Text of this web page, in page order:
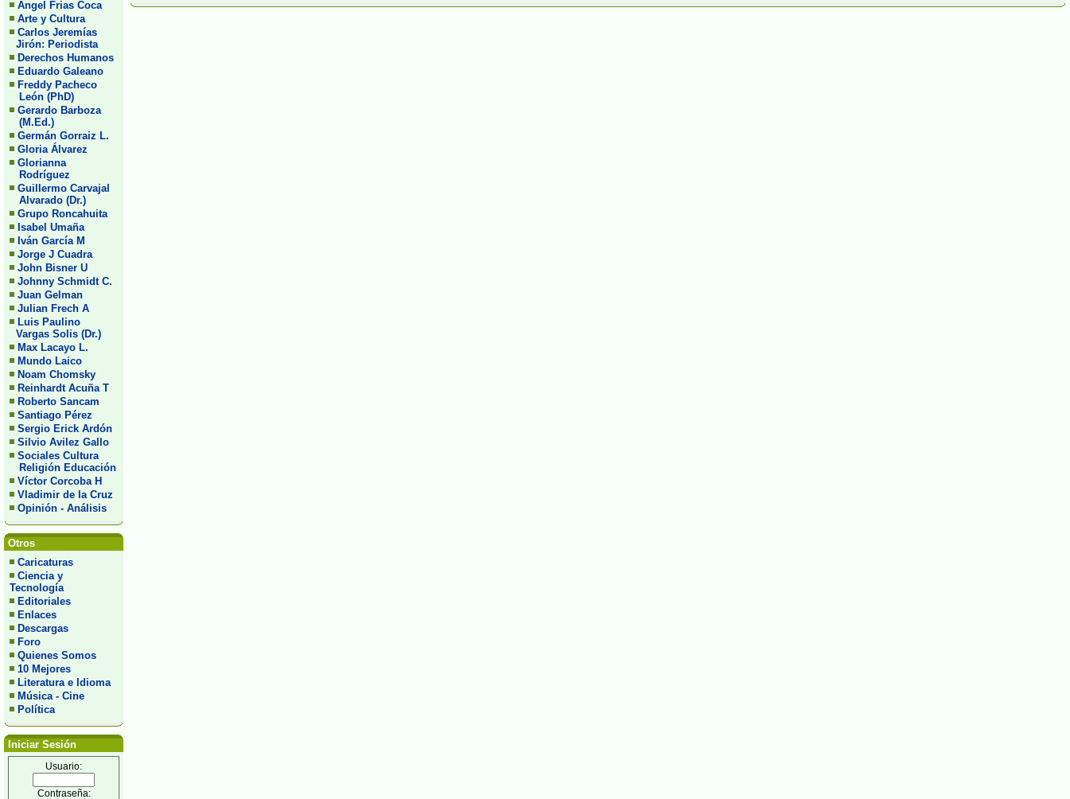
Angel Frias Coca
Arte y Cultura
Carlos Jeremías
Jirón: Periodista
Derechos Humanos
Eduardo Galeano
Freddy Pacheco
León (PhD)
Gerardo Barboza
(M.Ed.)
Germán Gorraiz L.
Gloria Álvarez
Glorianna
Rodríguez
Guillermo Carvajal
Alvarado (Dr.)
Grupo Roncahuita
Isabel Umaña
Iván García M
Jorge J Cuadra
John Bisner U
Johnny Schmidt C.
Juan Gelman
Julian Frech A
Luis Paulino
Vargas Solis (Dr.)
Max Lacayo L.
Mundo Laico
Noam Chomsky
Reinhardt Acuña T
Roberto Sancam
Santiago Pérez
Sergio Erick Ardón
Silvio Avilez Gallo
Sociales Cultura
Religión Educación
Víctor Corcoba H
Vladimir de la Cruz
Opinión - Análisis
Otros
Caricaturas
Ciencia y
Tecnología
Editoriales
Enlaces
Descargas
Foro
Quienes Somos
10 Mejores
Literatura e Idioma
Música - Cine
Política
Iniciar Sesión
Usuario:
Contraseña: